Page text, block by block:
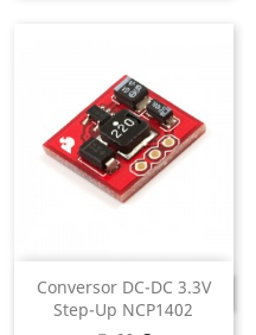
Conversor DC-DC 3.3V
Step-Up NCP1402
DESCONTINUADO